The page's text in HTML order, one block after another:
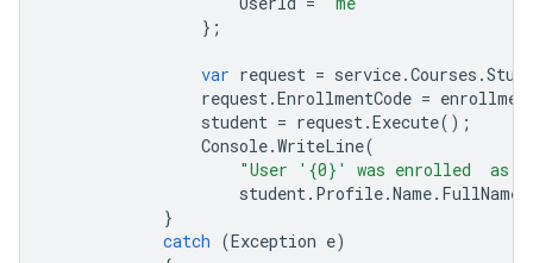
};
var request = service.Courses .
request .EnrollmentCode =
student = request .Execute();
Console.WriteLine(
"User '{0}' was enrolled  as
student . Profile.Name. FullName
}
catch (Exception e)